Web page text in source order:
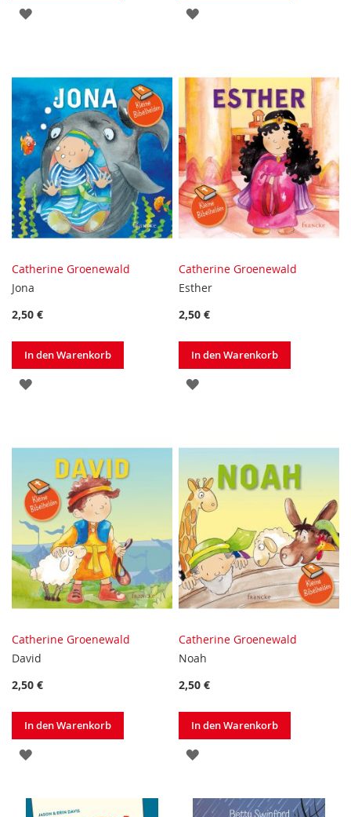
ZUR
ZUR
Catherine Groenewald
Jona
2,50 €
In den Warenkorb
ZUR
Catherine Groenewald
Esther
2,50 €
In den Warenkorb
ZUR
Catherine Groenewald
David
2,50 €
In den Warenkorb
ZUR
HINZUFÜGEN
Catherine Groenewald
Noah
2,50 €
In den Warenkorb
ZUR
HINZUFÜGEN